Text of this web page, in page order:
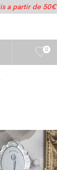
a partir de 50€
0